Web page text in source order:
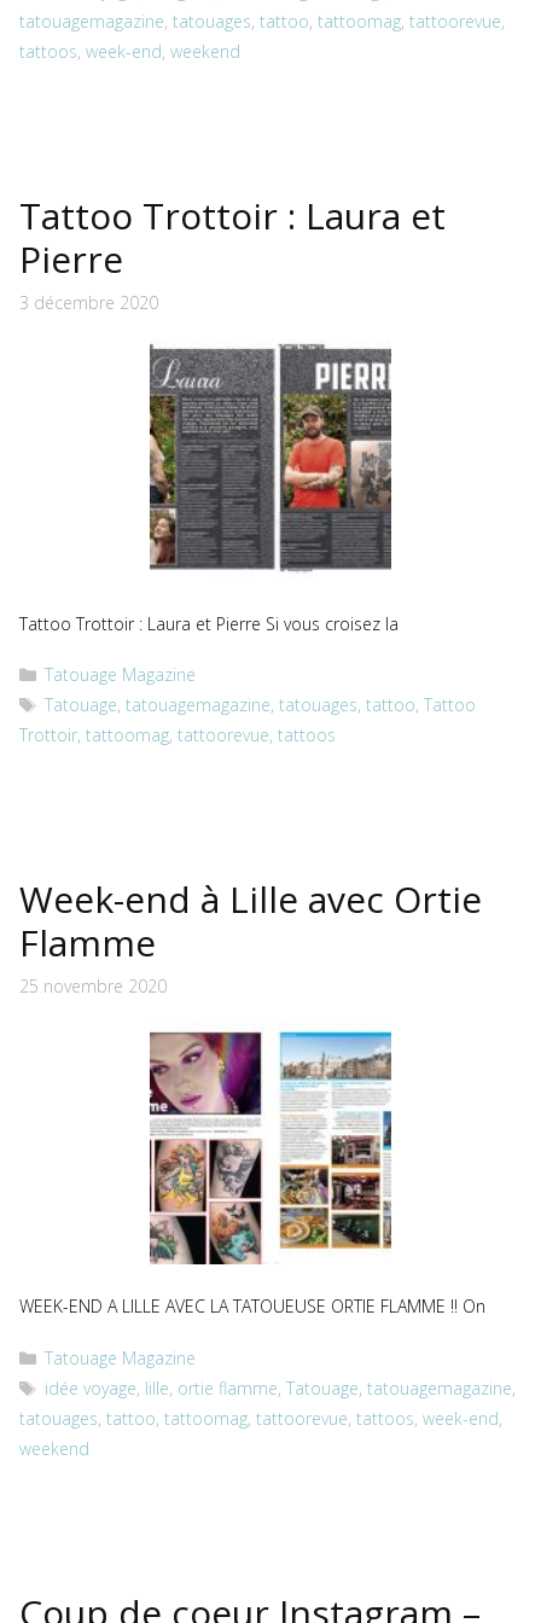
tatouagemagazine, tatouages, tattoo, tattoomag, tattoorevue,
tattoos, week-end, weekend
Tattoo Trottoir : Laura et
Pierre
3 décembre 2020
Tattoo Trottoir : Laura et Pierre Si vous croisez la
Catégories
Tatouage Magazine
Étiquettes
Tatouage,tatouagemagazine,tatouages,tattoo,Tattoo
Trottoir, tattoomag, tattoorevue, tattoos
Week-end à Lille avec Ortie
Flamme
25 novembre 2020
WEEK-END A LILLE AVEC LA TATOUEUSE ORTIE FLAMME !! On
Catégories
Tatouage Magazine
Étiquettes
idée voyage, lille, ortie flamme,Tatouage,tatouagemagazine,
tatouages, tattoo, tattoomag, tattoorevue, tattoos, week-end,
weekend
Coup de coeur Instagram –